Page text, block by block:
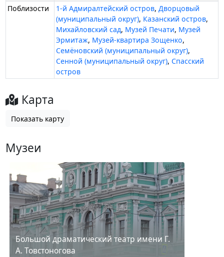
Поблизости 1-й Адмиралтейский остров,Дворцовый
(муниципальный округ), Казанский остров,
Михайловский сад, Музей Печати, Музей
Эрмитаж, Музей-квартира Зощенко,
Семёновский (муниципальный округ),
Сенной (муниципальный округ), Спасский
остров
Карта
Показать карту
Музеи
Большой драматический театр имени Г.
А. Товстоногова